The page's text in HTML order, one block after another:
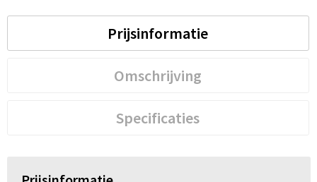
Prijsinformatie
Omschrijving
Specificaties